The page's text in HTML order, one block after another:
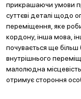
прикрашаючи умови
суттєві деталі щодо
переміщення, яке
кордону, інша мова,
почувається ще
внутрішнього
малолюдна
отримує стороння